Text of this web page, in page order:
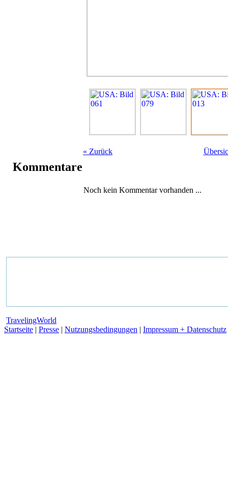
« Zurück
Kommentare
Noch kein Kommentar vorhanden ...
TravelingWorld
Startseite | Presse | Nutzungsbedingungen | Impressum + Datenschutz